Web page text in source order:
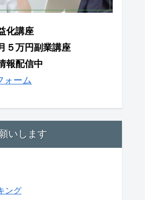
化講座
５万円副業講座
報配信中
ォーム
いします
ング